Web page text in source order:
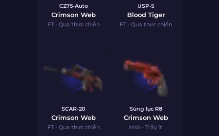
CZ75-Auto
Crimson Web
FT - Qua thực chiến
USP-S
Blood Tiger
FT - Qua thực chiến
SCAR-20
Crimson Web
FT - Qua thực chiến
Súng lục R8
Crimson Web
MW - Trầy ít